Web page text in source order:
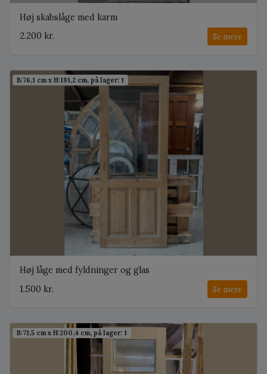
Høj skabslåge med karm
2.200 kr.
Se mere
B:76,1 cm x H:191,2 cm, på lager: 1
Høj låge med fyldninger og glas
1.500 kr.
Se mere
B:71,5 cm x H:200,4 cm, på lager: 1